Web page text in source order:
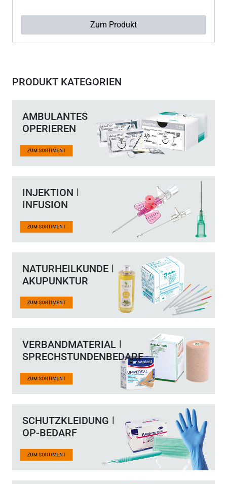
Zum Produkt
PRODUKT KATEGORIEN
AMBULANTES
OPERIEREN
INJEKTION ǀ
INFUSION
NATURHEILKUNDE ǀ
AKUPUNKTUR
VERBANDMATERIAL ǀ
SPRECHSTUNDENBEDARF
SCHUTZKLEIDUNG ǀ
OP-BEDARF